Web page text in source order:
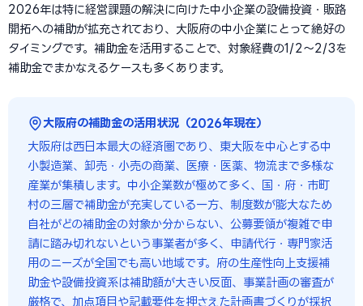
2026年は特に経営課題の解決に向けた中小企業の設備投資・販路
開拓への補助が拡充されており、大阪府の中小企業にとって絶好の
タイミングです。補助金を活用することで、対象経費の1/2〜2/3を
補助金でまかなえるケースも多くあります。
大阪府の補助金の活用状況（2026年現在）
大阪府は西日本最大の経済圏であり、東大阪を中心とする中
小製造業、卸売・小売の商業、医療・医薬、物流まで多様な
産業が集積します。中小企業数が極めて多く、国・府・市町
村の三層で補助金が充実している一方、制度数が膨大なため
自社がどの補助金の対象か分からない、公募要領が複雑で申
請に踏み切れないという事業者が多く、申請代行・専門家活
用のニーズが全国でも高い地域です。府の生産性向上支援補
助金や設備投資系は補助額が大きい反面、事業計画の審査が
厳格で、加点項目や記載要件を押さえた計画書づくりが採択